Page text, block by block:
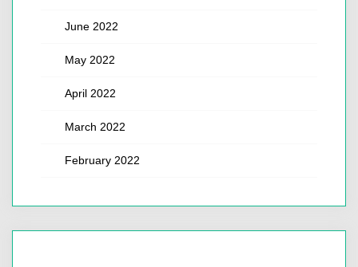
June 2022
May 2022
April 2022
March 2022
February 2022